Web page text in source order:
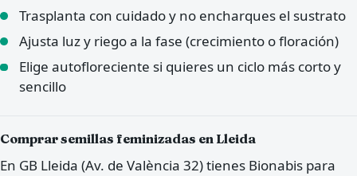
Trasplanta con cuidado y no encharques el sustrato
Ajusta luz y riego a la fase (crecimiento o floración)
Elige autofloreciente si quieres un ciclo más corto y
sencillo
Comprar semillas feminizadas en Lleida
En GB Lleida (Av. de València 32) tienes Bionabis para